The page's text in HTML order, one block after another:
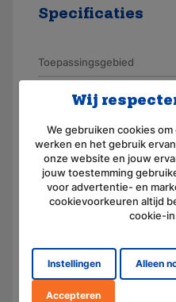
Specificaties
Toepassingsgebied
Artikelnummer
Aansluiting
Voltage (V)
Chemie
Afmeting
Wij
We gebruiken cookies
werken en het gebruik
onze website en jouw
jouw toestemming
voor advertentie- en
cookievoorkeuren altijd
cookie-
Instellingen Alleen
Accepteren